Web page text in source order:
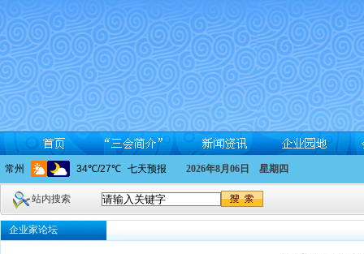
2026年8月06日 星期四
站内搜索
企业家论坛